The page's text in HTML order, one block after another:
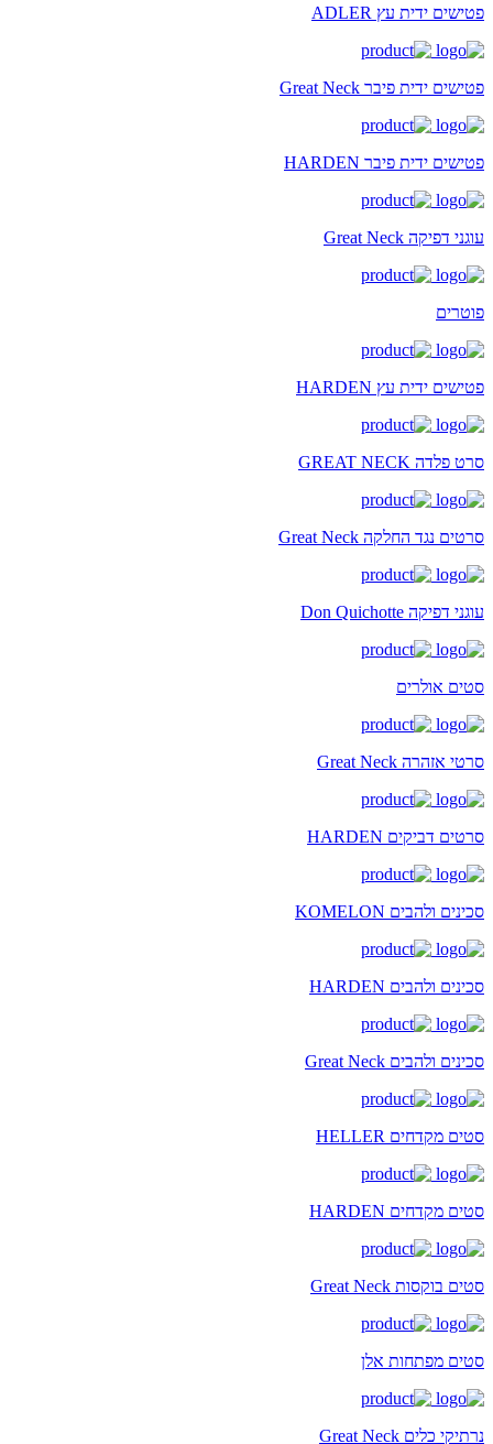
פטישים ידית עץ ADLER
פטישים ידית פיבר Great Neck
פטישים ידית פיבר HARDEN
עוגני דפיקה Great Neck
פוטרים
פטישים ידית עץ HARDEN
סרט פלדה GREAT NECK
סרטים נגד החלקה Great Neck
עוגני דפיקה Don Quichotte
סטים אולרים
סרטי אזהרה Great Neck
סרטים דביקים HARDEN
סכינים ולהבים KOMELON
סכינים ולהבים HARDEN
סכינים ולהבים Great Neck
סטים מקדחים HELLER
סטים מקדחים HARDEN
סטים בוקסות Great Neck
סטים מפתחות אלן
נרתיקי כלים Great Neck